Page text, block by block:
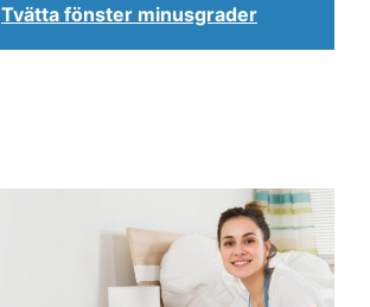
Tvätta fönster minusgrader